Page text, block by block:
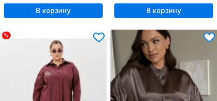
В корзину В корзину
%